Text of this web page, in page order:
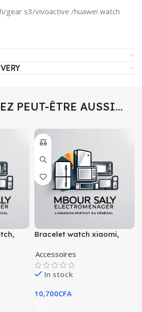
gear s3/vivoactive /huawei watch
PEUT-ÊTRE AUSSI…
Bracelet watch xiaomi,
22mm
Accessoires
In stock
10,700CFA